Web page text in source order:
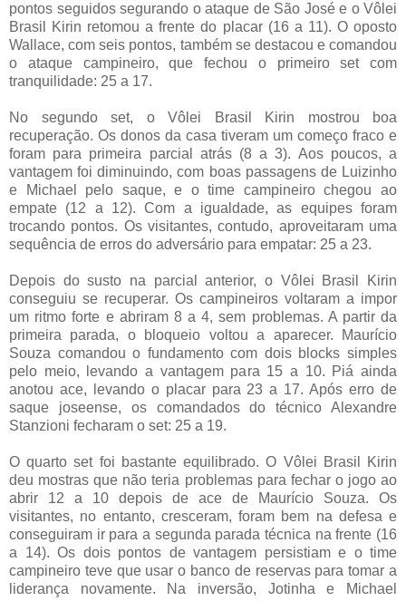
pontos seguidos segurando o ataque de São José e o Vôlei
Brasil Kirin retomou a frente do placar (16 a 11). O oposto
Wallace, com seis pontos, também se destacou e comandou
o ataque campineiro, que fechou o primeiro set com
tranquilidade: 25 a 17.
No segundo set, o Vôlei Brasil Kirin mostrou boa
recuperação. Os donos da casa tiveram um começo fraco e
foram para primeira parcial atrás (8 a 3). Aos poucos, a
vantagem foi diminuindo, com boas passagens de Luizinho
e Michael pelo saque, e o time campineiro chegou ao
empate (12 a 12). Com a igualdade, as equipes foram
trocando pontos. Os visitantes, contudo, aproveitaram uma
sequência de erros do adversário para empatar: 25 a 23.
Depois do susto na parcial anterior, o Vôlei Brasil Kirin
conseguiu se recuperar. Os campineiros voltaram a impor
um ritmo forte e abriram 8 a 4, sem problemas. A partir da
primeira parada, o bloqueio voltou a aparecer. Maurício
Souza comandou o fundamento com dois blocks simples
pelo meio, levando a vantagem para 15 a 10. Piá ainda
anotou ace, levando o placar para 23 a 17. Após erro de
saque joseense, os comandados do técnico Alexandre
Stanzioni fecharam o set: 25 a 19.
O quarto set foi bastante equilibrado. O Vôlei Brasil Kirin
deu mostras que não teria problemas para fechar o jogo ao
abrir 12 a 10 depois de ace de Maurício Souza. Os
visitantes, no entanto, cresceram, foram bem na defesa e
conseguiram ir para a segunda parada técnica na frente (16
a 14). Os dois pontos de vantagem persistiam e o time
campineiro teve que usar o banco de reservas para tomar a
liderança novamente. Na inversão, Jotinha e Michael